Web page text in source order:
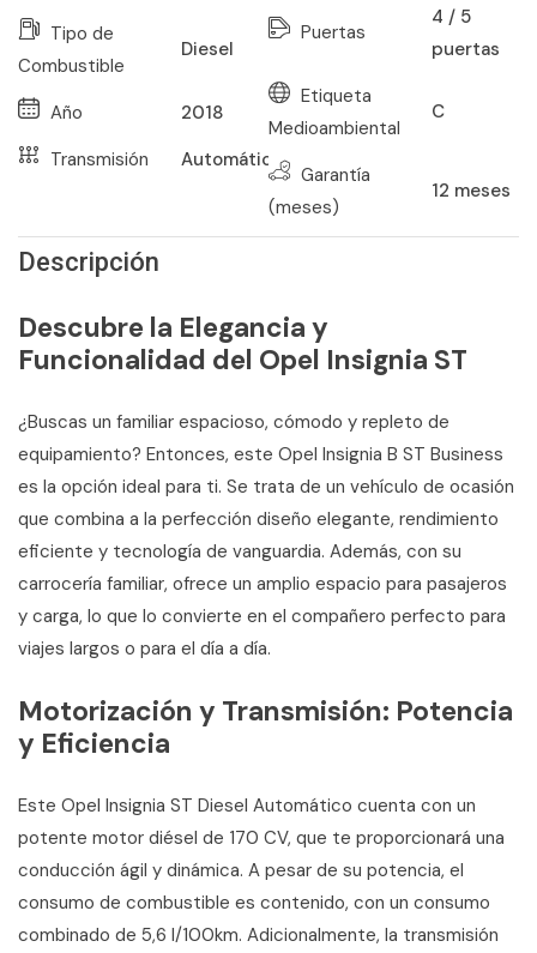
Tipo de
Combustible
Diesel
Año
2018
Transmisión
Automático
Puertas
4 / 5
puertas
Etiqueta
Medioambiental
C
Garantía
(meses)
12 meses
Descripción
Descubre la Elegancia y
Funcionalidad del Opel Insignia ST
¿Buscas un familiar espacioso, cómodo y repleto de
equipamiento? Entonces, este Opel Insignia B ST Business
es la opción ideal para ti. Se trata de un vehículo de ocasión
que combina a la perfección diseño elegante, rendimiento
eficiente y tecnología de vanguardia. Además, con su
carrocería familiar, ofrece un amplio espacio para pasajeros
y carga, lo que lo convierte en el compañero perfecto para
viajes largos o para el día a día.
Motorización y Transmisión: Potencia
y Eficiencia
Este Opel Insignia ST Diesel Automático cuenta con un
potente motor diésel de 170 CV, que te proporcionará una
conducción ágil y dinámica. A pesar de su potencia, el
consumo de combustible es contenido, con un consumo
combinado de 5,6 l/100km. Adicionalmente, la transmisión